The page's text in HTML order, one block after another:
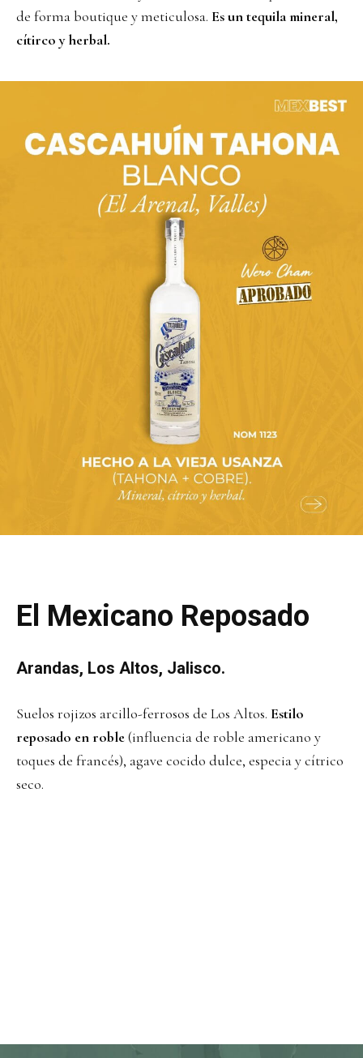
de forma boutique y meticulosa. Es un tequila mineral,
cítirco y herbal.
El Mexicano Reposado
Arandas, Los Altos, Jalisco.
Suelos rojizos arcillo-ferrosos de Los Altos. Estilo
reposado en roble(influencia de roble americano y
toques de francés), agave cocido dulce, especia y cítrico
seco.